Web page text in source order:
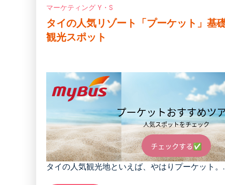
マーケティング Y・S
タイの人気リゾート「プーケット」基
観光スポット
タイの人気観光地といえば、やはりプーケット。